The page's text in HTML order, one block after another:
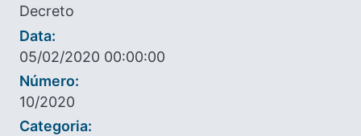
Decreto
Data:
05/02/2020 00:00:00
Número:
10/2020
Categoria: